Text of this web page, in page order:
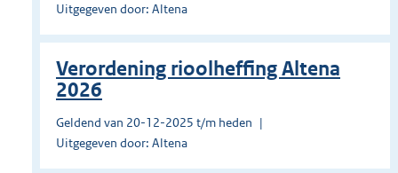
Uitgegeven door: Altena
Verordening rioolheffing Altena
2026
Geldend van 20-12-2025 t/m heden
Uitgegeven door: Altena